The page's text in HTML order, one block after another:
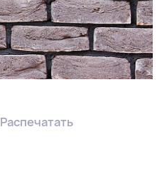
Распечатать